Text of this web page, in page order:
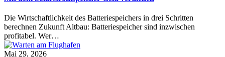
Die Wirtschaftlichkeit des Batteriespeichers in drei Schritten
berechnen Zukunft Altbau: Batteriespeicher sind inzwischen
profitabel. Wer…
Mai 29, 2026